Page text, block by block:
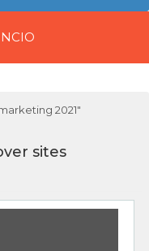
2021"
sites